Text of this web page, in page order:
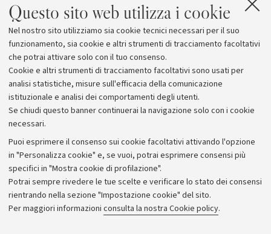
Questo sito web utilizza i cookie
Nel nostro sito utilizziamo sia cookie tecnici necessari per il suo
funzionamento, sia cookie e altri strumenti di tracciamento facoltativi
che potrai attivare solo con il tuo consenso.
Cookie e altri strumenti di tracciamento facoltativi sono usati per
analisi statistiche, misure sull'efficacia della comunicazione
istituzionale e analisi dei comportamenti degli utenti.
Se chiudi questo banner continuerai la navigazione solo con i cookie
necessari.
Puoi esprimere il consenso sui cookie facoltativi attivando l'opzione
in "Personalizza cookie" e, se vuoi, potrai esprimere consensi più
specifici in "Mostra cookie di profilazione".
Potrai sempre rivedere le tue scelte e verificare lo stato dei consensi
rientrando nella sezione "Impostazione cookie" del sito.
Per maggiori informazioni consulta la nostra Cookie policy.
maker europei della danza, 5 dance dramaturgs e 50
giovani danzatori e danzatrici internazionali, per aiutarli
a sviluppare nuove forme di narrazione e
rappresentazione delle identità di genere e LGBT.
Archivio
Comunicati stampa
Redazione
Rassegna stampa